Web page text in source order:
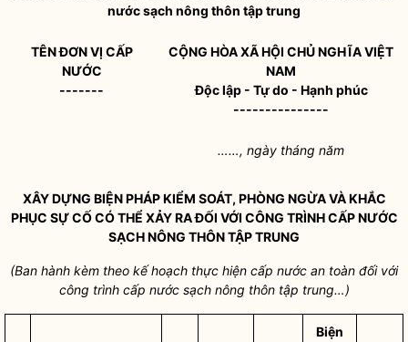
nước sạch nông thôn tập trung
TÊNĐƠN VỊ CẤP
NƯỚC
-------
CỘNG HÒA XÃ HỘI CHỦ NGHĨA VIỆT
NAM
Độc lập - Tự do - Hạnh phúc
---------------
……, ngày tháng năm
XÂY DỰNG BIỆN PHÁP KIỂM SOÁT, PHÒNG NGỪA VÀ KHẮC
PHỤC SỰ CỐ CÓ THỂ XẢY RA ĐỐI VỚI CÔNG TRÌNH CẤP NƯỚC
SẠCH NÔNG THÔN TẬP TRUNG
(Ban hành kèm theo kế hoạch thực hiện cấp nước an toàn đối với
công trình cấp nước sạch nông thôn tập trung…)
Biện